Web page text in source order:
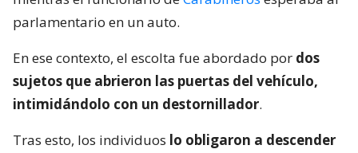
parlamentario en un auto.
En ese contexto, el escolta fue abordado por dos
sujetos que abrieron las puertas del vehículo,
intimidándolo con un destornillador.
Tras esto, los individuos lo obligaron a descender